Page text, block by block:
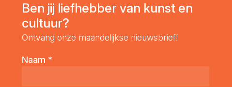
Ben jij liefhebber van kunst en
cultuur?
Ontvang onze maandelijkse nieuwsbrief!
Naam *